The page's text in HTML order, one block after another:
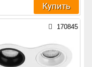
Купить
170845